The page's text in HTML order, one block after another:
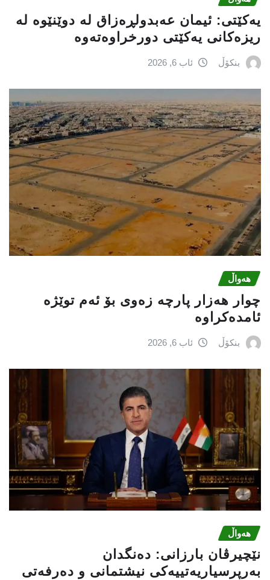
یه‌كێتی: ئیمان عه‌بدولڕه‌زاق له‌ دوێنێوه‌ له‌
ریزه‌كانی یه‌كێتی دورخراوه‌ته‌وه‌
بنکۆڵ ئاب 6, 2026
هەواڵ
چوار هەزار پارچە زەوی بۆ ئەم توێژە
ئامدەکراوە
بنکۆڵ ئاب 6, 2026
هەواڵ
نێچيرڤان بارزانى: دەنگدان
بەرپرسیاريه‌تییەکی نیشتمانى و دەرفەتی